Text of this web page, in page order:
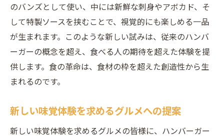
のバンズとして使い、中には新鮮な刺身やアボカド、そ
して特製ソースを挟むことで、視覚的にも楽しめる一品
が生まれます。このような新しい試みは、従来のハンバ
ーガーの概念を超え、食べる人の期待を超えた体験を提
供します。食の革命は、食材の枠を超えた創造性から生
まれるのです。
新しい味覚体験を求めるグルメへの提案
新しい味覚体験を求めるグルメの皆様に、ハンバーガー